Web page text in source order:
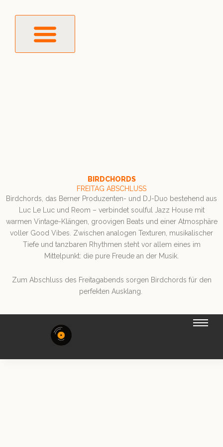
BIRDCHORDS
FREITAG ABSCHLUSS
Birdchords, das Berner Produzenten- und DJ-Duo bestehend aus
Luc Le Luc und Reom – verbindet soulful Jazz House mit
warmen Vintage-Klängen, groovigen Beats und einer Atmosphäre
voller Good Vibes. Zwischen analogen Texturen, musikalischer
Tiefe und tanzbaren Rhythmen steht vor allem eines im
Mittelpunkt: die pure Freude an der Musik.
Zum Abschluss des Freitagabends sorgen Birdchords für den
perfekten Ausklang.